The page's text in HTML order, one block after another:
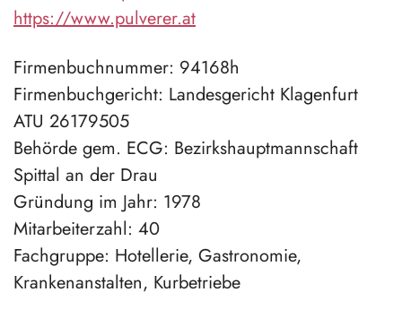
https://www.pulverer.at
Firmenbuchnummer: 94168h
Firmenbuchgericht: Landesgericht Klagenfurt
ATU 26179505
Behörde gem. ECG: Bezirkshauptmannschaft
Spittal an der Drau
Gründung im Jahr: 1978
Mitarbeiterzahl: 40
Fachgruppe: Hotellerie, Gastronomie,
Krankenanstalten, Kurbetriebe